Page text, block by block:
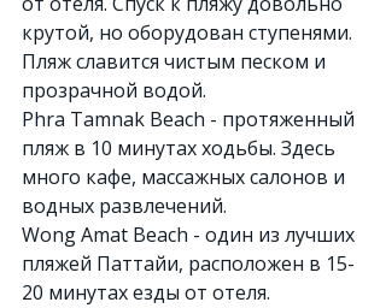
крутой, но оборудован ступенями.
Пляж славится чистым песком и
прозрачной водой.
Phra Tamnak Beach - протяженный
пляж в 10 минутах ходьбы. Здесь
много кафе, массажных салонов и
водных развлечений.
Wong Amat Beach - один из лучших
пляжей Паттайи, расположен в 15-
20 минутах езды от отеля.